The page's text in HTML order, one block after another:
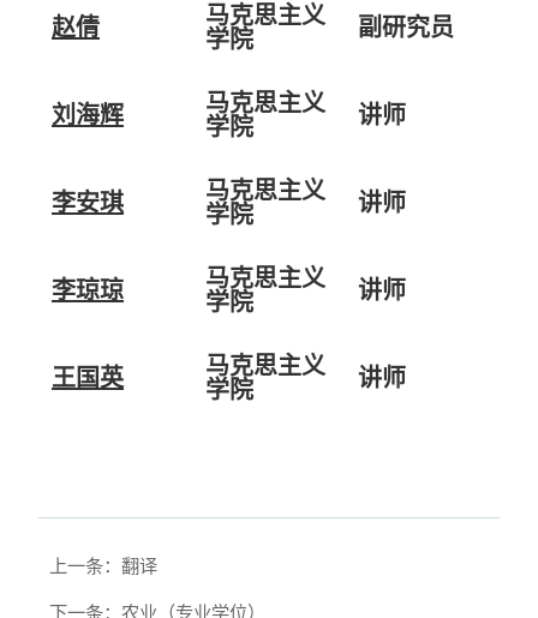
赵倩
马克思主义
学院
副研究员
刘海辉
马克思主义
学院
讲师
李安琪
马克思主义
学院
讲师
李琼琼
马克思主义
学院
讲师
王国英
马克思主义
学院
讲师
上一条：翻译
下一条：农业（专业学位）